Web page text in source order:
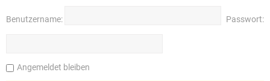
Benutzername: Passwort:
Angemeldet bleiben